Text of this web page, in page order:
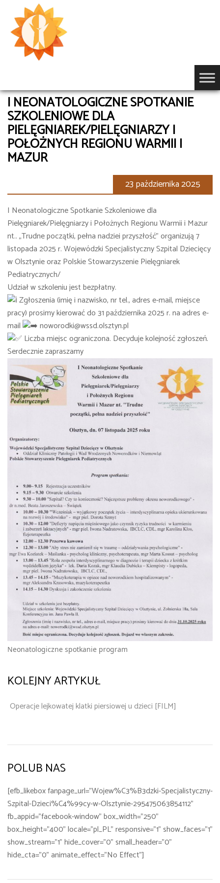
Przejdź
I NEONATOLOGICZNE SPOTKANIE
SZKOLENIOWE DLA
PIELĘGNIAREK/PIELĘGNIARZY I
POŁOŻNYCH REGIONU WARMII I
MAZUR
23 października 2025
I Neonatologiczne Spotkanie Szkoleniowe dla
Pielęgniarek/Pielęgniarzy i Położnych Regionu Warmii i Mazur
nt.. „Trudne początki, pełna nadziei przyszłość” organizują 7
listopada 2025 r.Wojewódzki Specjalistyczny Szpital Dziecięcy
w OlsztynieorazPolskie Stowarzyszenie Pielęgniarek
Pediatrycznych/
Udział w szkoleniu jest bezpłatny.
Zgłoszenia (imię i nazwisko, nr tel., adres e-mail, miejsce
pracy) prosimy kierować do 31 października 2025 r. na adres e-
mail
noworodki@wssd.olsztyn.pl
Liczba miejsc ograniczona. Decyduje kolejność zgłoszeń.
Serdecznie zapraszamy
Neonatologiczne spotkanie program
KOLEJNY ARTYKUŁ
Operacje lejkowatej klatki piersiowej u dzieci [FILM]
POLUB NAS
[efb_likebox fanpage_url="Wojew%C3%B3dzki-Specjalistyczny-
Szpital-Dzieci%C4%99cy-w-Olsztynie-295475063854112"
fb_appid="facebook-window" box_width="250"
box_height="400" locale="pl_PL" responsive="1" show_faces="1"
show_stream="1" hide_cover="0" small_header="0"
hide_cta="0" animate_effect="No Effect"]